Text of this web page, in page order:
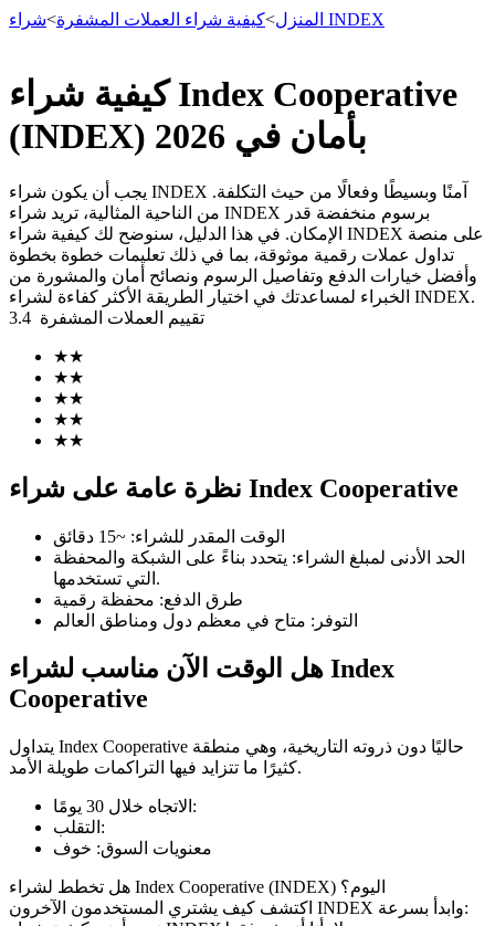
العقود الآجلة
العقود الآجلة لـ COIN-M
مشتقات الأسهم والعملات الأجنبية والمعادن الثمينة والسلع
المنزل>كيفية شراء العملات المشفرة> شراء INDEX
كيفية شراء Index Cooperative
(INDEX) بأمان في 2026
يجب أن يكون شراء INDEX آمنًا وبسيطًا وفعالًا من حيث التكلفة.
من الناحية المثالية، تريد شراء INDEX برسوم منخفضة قدر
الإمكان. في هذا الدليل، سنوضح لك كيفية شراء INDEX على منصة
تداول عملات رقمية موثوقة، بما في ذلك تعليمات خطوة بخطوة
وأفضل خيارات الدفع وتفاصيل الرسوم ونصائح أمان والمشورة من
الخبراء لمساعدتك في اختيار الطريقة الأكثر كفاءة لشراء INDEX.
تقييم العملات المشفرة 3.4
★★
★★
★★
★★
★★
نظرة عامة على شراء Index Cooperative
الوقت المقدر للشراء: ~15 دقائق
الحد الأدنى لمبلغ الشراء: يتحدد بناءً على الشبكة والمحفظة
التي تستخدمها.
طرق الدفع: محفظة رقمية
التوفر : متاح في معظم دول ومناطق العالم
هل الوقت الآن مناسب لشراء Index
Cooperative
يتداول Index Cooperative حاليًا دون ذروته التاريخية، وهي منطقة
كثيرًا ما تتزايد فيها التراكمات طويلة الأمد.
الاتجاه خلال 30 يومًا :
التقلب :
معنويات السوق: خوف
هل تخطط لشراء Index Cooperative (INDEX) اليوم؟
اكتشف كيف يشتري المستخدمون الآخرون INDEX وابدأ بسرعة: